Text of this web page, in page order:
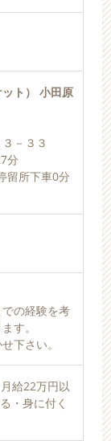
ト） 小田原
－３３
分
留所下車0分
の経験を考
す。
下さい。
給22万円以
・身に付く